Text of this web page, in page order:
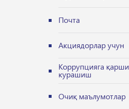
Почта
Акциядорлар учун
Коррупцияга қарши
курашиш
Очиқ маълумотлар